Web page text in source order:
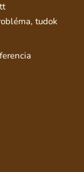
tudok